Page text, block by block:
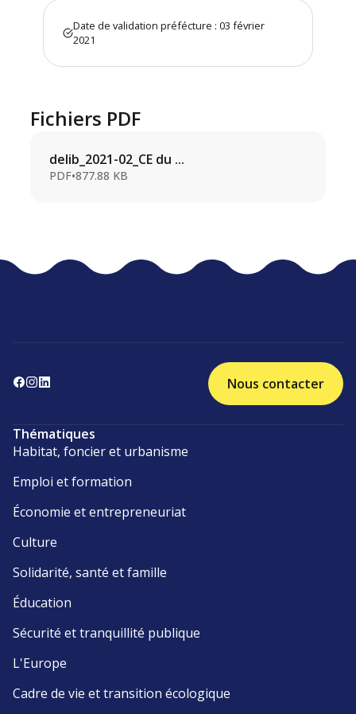
Date de validation préfécture : 03 février
2021
Fichiers PDF
delib_2021-02_CE du ...
PDF•877.88 KB
Nous contacter
Thématiques
Habitat, foncier et urbanisme
Emploi et formation
Économie et entrepreneuriat
Culture
Solidarité, santé et famille
Éducation
Sécurité et tranquillité publique
L'Europe
Cadre de vie et transition écologique